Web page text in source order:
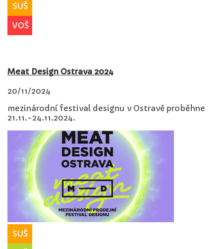
SUŠ
VOŠ
Meat Design Ostrava 2024
20/11/2024
mezinárodní festival designu v Ostravě proběhne
21.11.-24.11.2024.
SUŠ